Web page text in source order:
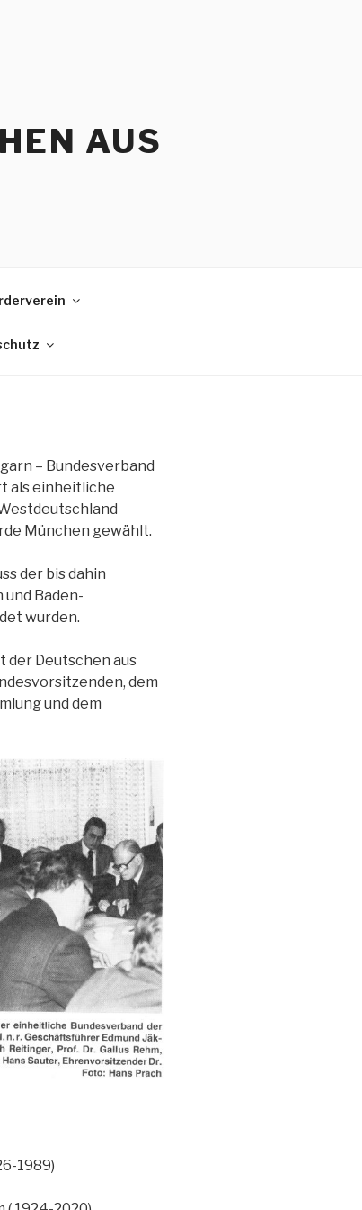
AUS
– Bundesverband
als einheitliche
München gewählt.
der bis dahin
Baden-
wurden.
der Deutschen aus
dem
und dem
1989)